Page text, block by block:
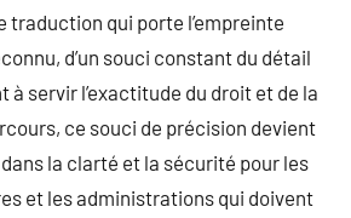
traduction qui porte l’empreinte
d’un souci constant du détail
à servir l’exactitude du droit et de la
ce souci de précision devient
la clarté et la sécurité pour les
et les administrations qui doivent